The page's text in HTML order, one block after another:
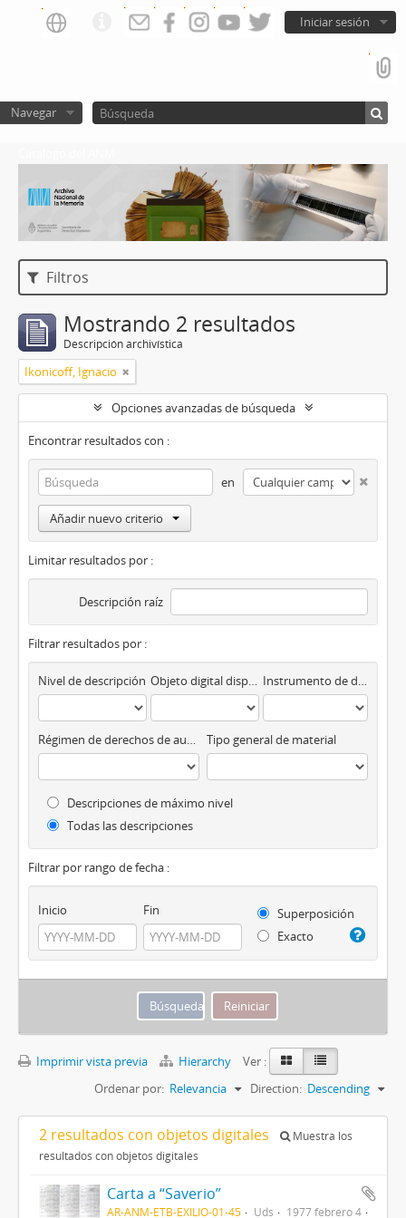
Iniciar sesión
Navegar
Filtros
Mostrando 2 resultados
Descripción archivística
Ikonicoff, Ignacio
Opciones avanzadas de búsqueda
Encontrar resultados con :
en
Añadir nuevo criterio
Limitar resultados por :
Descripción raíz
Filtrar resultados por :
Nivel de descripción Objeto digital disponibles Instrumento de descripción
Régimen de derechos de autor Tipo general de material
Descripciones de máximo nivel
Todas las descripciones
Filtrar por rango de fecha :
Inicio Fin
Superposición
Exacto
Imprimir vista previa Hierarchy
Ver :
Ordenar por: Relevancia Direction: Descending
2 resultados con objetos digitales
Muestra los
resultados con objetos digitales
Carta a “Saverio”
AR-ANM-ETB-EXILIO-01-45 Uds 1977 febrero 4